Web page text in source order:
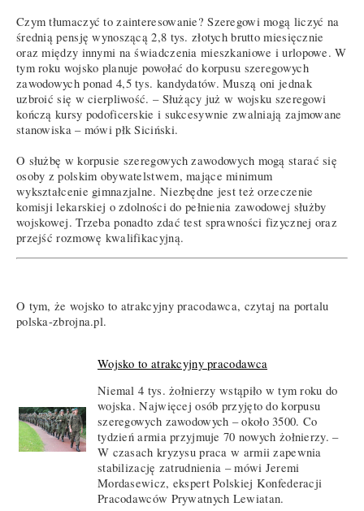
Czym tłumaczyć to zainteresowanie? Szeregowi mogą liczyć na
średnią pensję wynoszącą 2,8 tys. złotych brutto miesięcznie
oraz między innymi na świadczenia mieszkaniowe i urlopowe. W
tym roku wojsko planuje powołać do korpusu szeregowych
zawodowych ponad 4,5 tys. kandydatów. Muszą oni jednak
uzbroić się w cierpliwość. – Służący już w wojsku szeregowi
kończą kursy podoficerskie i sukcesywnie zwalniają zajmowane
stanowiska – mówi płk Siciński.
O służbę w korpusie szeregowych zawodowych mogą starać się
osoby z polskim obywatelstwem, mające minimum
wykształcenie gimnazjalne. Niezbędne jest też orzeczenie
komisji lekarskiej o zdolności do pełnienia zawodowej służby
wojskowej. Trzeba ponadto zdać test sprawności fizycznej oraz
przejść rozmowę kwalifikacyjną.
O tym, że wojsko to atrakcyjny pracodawca, czytaj na portalu
polska-zbrojna.pl.
Wojsko to atrakcyjny pracodawca
Niemal 4 tys. żołnierzy wstąpiło w tym roku do
wojska. Najwięcej osób przyjęto do korpusu
szeregowych zawodowych – około 3500. Co
tydzień armia przyjmuje 70 nowych żołnierzy. –
W czasach kryzysu praca w armii zapewnia
stabilizację zatrudnienia – mówi Jeremi
Mordasewicz, ekspert Polskiej Konfederacji
Pracodawców Prywatnych Lewiatan.